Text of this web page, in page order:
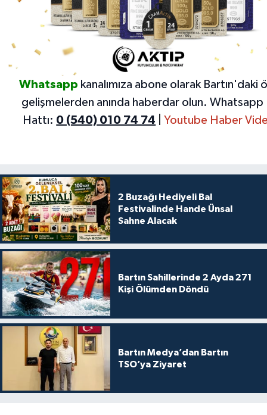
Whatsapp kanalımıza abone olarak Bartın'daki
gelişmelerden anında haberdar olun. Whatsapp
Hattı: 0 (540) 010 74 74 Youtube Haber
2 Buzağı Hediyeli Bal
Festivalinde Hande Ünsal
Sahne Alacak
Bartın Sahillerinde 2 Ayda 271
Kişi Ölümden Döndü
Bartın Medya’dan Bartın
TSO’ya Ziyaret